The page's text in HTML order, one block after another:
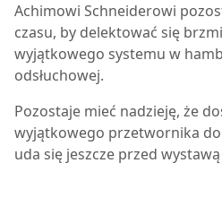
Achimowi Schneiderowi
czasu, by delektować się
wyjątkowego systemu w
odsłuchowej.
Pozostaje mieć nadzieję, że
wyjątkowego przetwornika
uda się jeszcze przed